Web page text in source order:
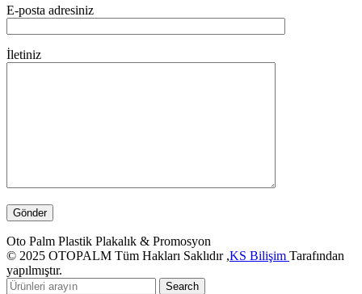
E-posta adresiniz
İletiniz
Oto Palm Plastik Plakalık & Promosyon
© 2025 OTOPALM Tüm Hakları Saklıdır ,KS Bilişim Tarafından
yapılmıştır.
Search